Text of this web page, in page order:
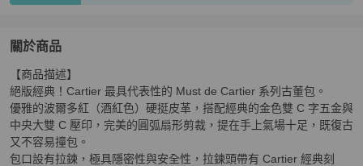
關於商品
關於【誠可議】 【正品 Vintage】Cartier 卡地亞 經典酒紅美
【商品描述】
絕版經典！Cartier 最具代表性的 Must de Cartier 系列古董包。
優雅的波爾多紅（酒紅色）硬挺皮革，搭配經典的金色雙 C 字五金與
中央大雙 C 壓印，完美的圓弧扇形剪裁，提在手上氣場十足，既復古
又不容易撞包。
包口設有拉鍊，極具隱密性與安全性，拉鍊頭帶有 Cartier 經典刻